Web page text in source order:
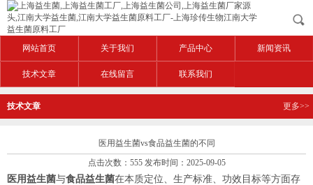
网站首页 关于我们 产品中心 新闻资讯
技术文章 在线留言 联系我们
技术文章 更多>>
医用益生菌vs食品益生菌的不同
点击次数：555 发布时间：2025-09-05
医用益生菌与食品益生菌在本质定位、生产标准、功效目标等方面存